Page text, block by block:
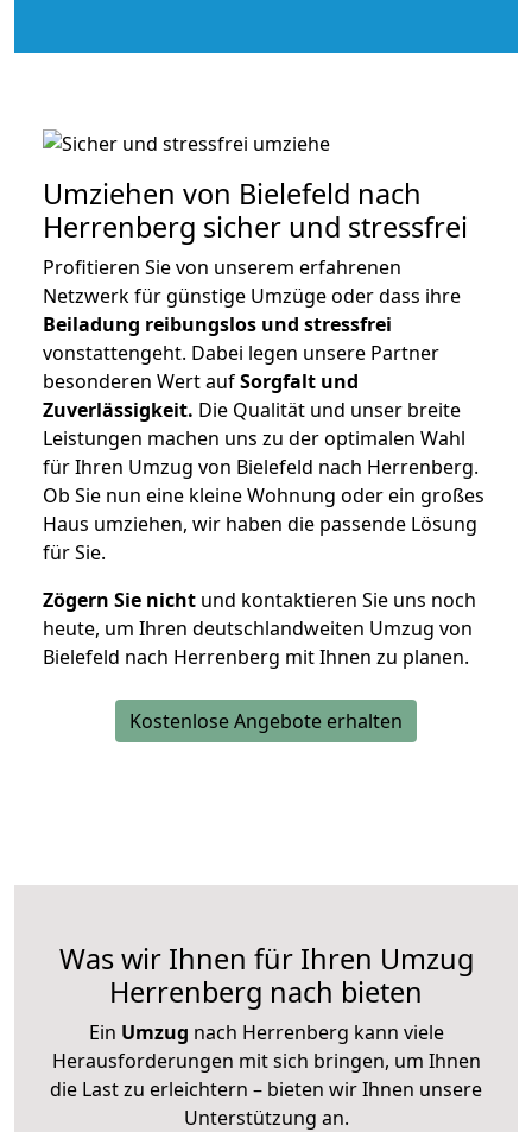
Umziehen von Bielefeld nach
Herrenberg sicher und stressfrei
Profitieren Sie von unserem erfahrenen
Netzwerk für günstige Umzüge oder dass ihre
Beiladung reibungslos und stressfrei
vonstattengeht. Dabei legen unsere Partner
besonderen Wert aufSorgfalt und
Zuverlässigkeit. Die Qualität und unser breite
Leistungen machen uns zu der optimalen Wahl
für Ihren Umzug von Bielefeld nach Herrenberg.
Ob Sie nun eine kleine Wohnung oder ein großes
Haus umziehen, wir haben die passende Lösung
für Sie.
Zögern Sie nicht und kontaktieren Sie uns noch
heute, um Ihren deutschlandweiten Umzug von
Bielefeld nach Herrenberg mit Ihnen zu planen.
Kostenlose Angebote erhalten
Was wir Ihnen für Ihren Umzug
Herrenberg nach bieten
Ein Umzug nach Herrenberg kann viele
Herausforderungen mit sich bringen, um Ihnen
die Last zu erleichtern – bieten wir Ihnen unsere
Unterstützung an.